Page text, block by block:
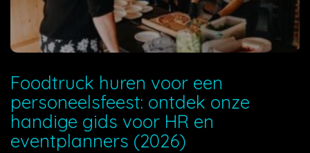
Foodtruck huren voor een
personeelsfeest: ontdek onze
handige gids voor HR en
eventplanners (2026)